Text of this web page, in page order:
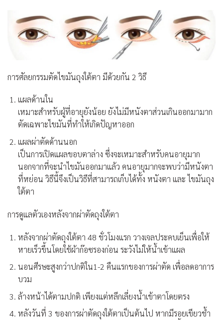
การศัลยกรรมตัดไขมันถุงใต้ตา มีด้วยกัน 2 วิธี
แผลด้านใน
เหมาะสำหรับผู้ที่อายุยังน้อย ยังไม่มีหนังตาส่วนเกินออกมามาก
ตัดเฉพาะไขมันที่ทำให้เกิดปัญหาออก
แผลผ่าตัดด้านนอก
เป็นการเปิดแผลขอบตาล่าง ซึ่งจะเหมาะสำหรับคนอายุมาก
นอกจากที่จะนำไขมันออกมาแล้ว คนอายุมากจะพบว่ามีหนังตา
ที่หย่อน วิธีนี้จึงเป็นวิธีที่สามารถเก็บได้ทั้ง หนังตา และ ไขมันถุง
ใต้ตา
การดูแลตัวเองหลังจากผ่าตัดถุงใต้ตา
หลังจากผ่าตัดถุงใต้ตา 48 ชั่วโมงแรก วางเจลประคบเย็นเพื่อให้
หายเร็วขึ้นโดยใช้ผ้าก๊อซรองก่อน ระวังไม่ให้น้ำเข้าแผล
นอนศีรษะสูงกว่าปกติใน1-2 คืนแรกของการผ่าตัด เพื่อลดอาการ
บวม
ล้างหน้าได้ตามปกติ เพียงแต่หลีกเลี่ยงน้ำเข้าตาโดยตรง
หลังวันที่ 3 ของการผ่าตัดถุงใต้ตาเป็นต้นไป หากมีรอยเขียวช้ำ